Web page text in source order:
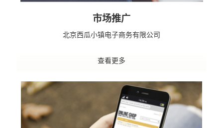
市场推广
北京西瓜小镇电子商务有限公司
查看更多